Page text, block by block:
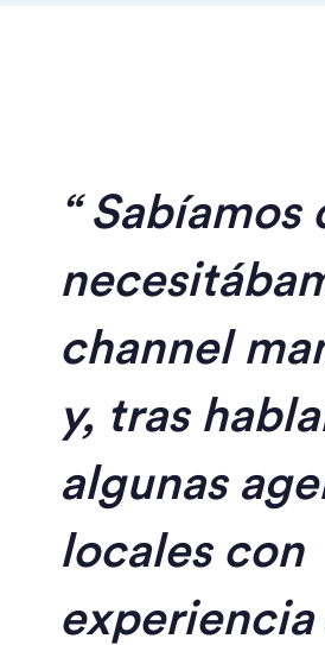
Sabíamos
channel
y, tras
algunas
locales con
experiencia